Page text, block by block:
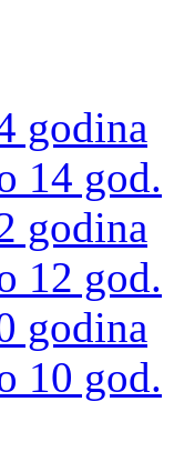
godina
14 god.
godina
12 god.
godina
10 god.